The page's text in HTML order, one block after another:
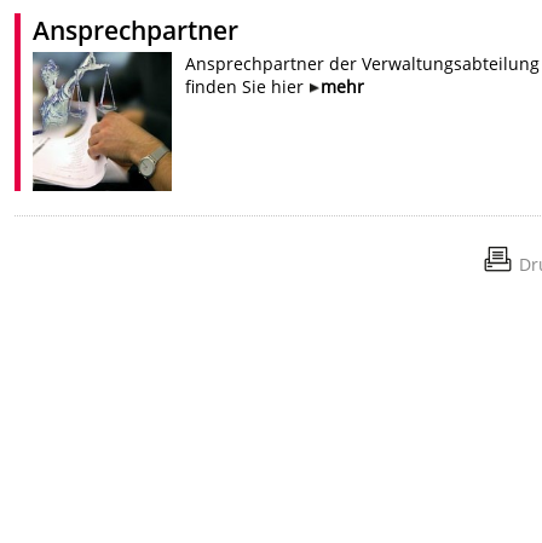
Ansprechpartner
Ansprechpartner der Verwaltungsabteilung
finden Sie hier
mehr